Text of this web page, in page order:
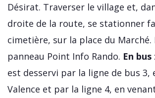
Désirat. Traverser le village et,
droite de la route, se stationner
cimetière, sur la place du Marché.
panneau Point Info Rando. En bus
est desservi par la ligne de bus 3,
Valence et par la ligne 4, en